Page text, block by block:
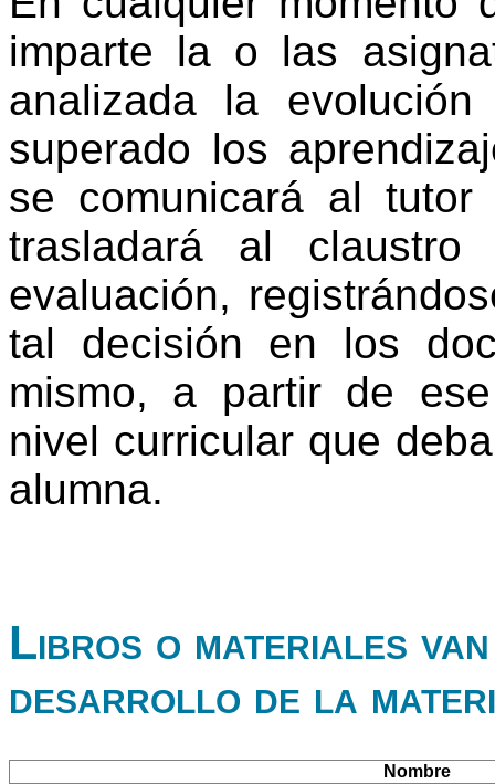
imparte la o las
analizada la
superado los
se comunicará al
trasladará al
evaluación,
tal decisión en los
mismo, a partir de
nivel curricular que
alumna.
Libros o materiales
desarrollo de la
Nombre